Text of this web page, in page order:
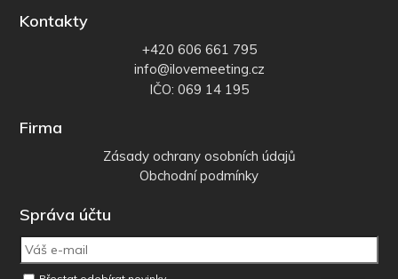
Kontakty
+420 606 661 795
info@ilovemeeting.cz
IČO: 069 14 195
Firma
Zásady ochrany osobních údajů
Obchodní podmínky
Správa účtu